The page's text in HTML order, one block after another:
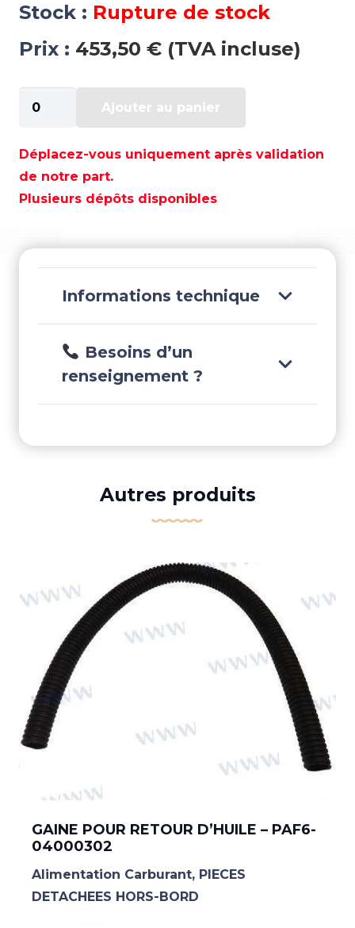
Stock : Rupture de stock
Prix : 453,50 € (TVA incluse)
de
EN
LIGNE
07-
PAR11026520AO
Ajouter au panier
Déplacez-vous uniquement après validation
de notre part.
Plusieurs dépôts disponibles
Informations technique
Besoins d’un
renseignement ?
Autres produits
GAINE POUR RETOUR D’HUILE – PAF6-
04000302
Alimentation Carburant, PIECES
DETACHEES HORS-BORD